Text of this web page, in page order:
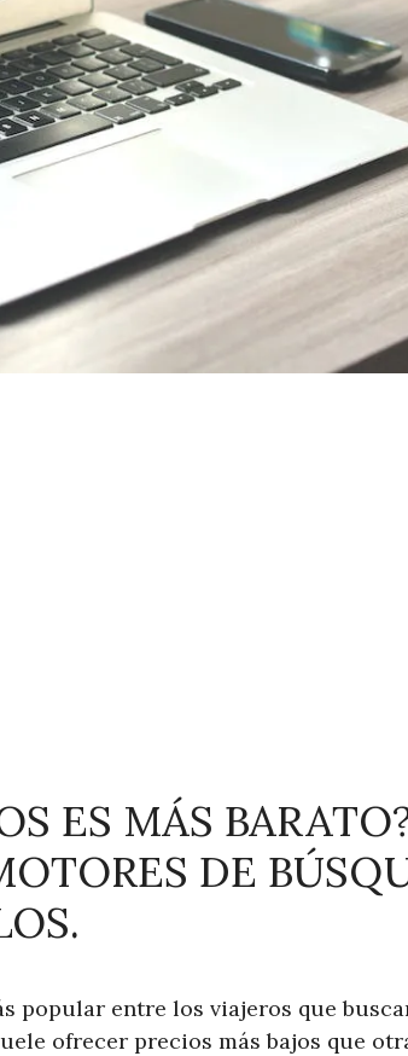
ES MÁS
DE
popular entre los viajeros que
ofrecer precios más bajos que